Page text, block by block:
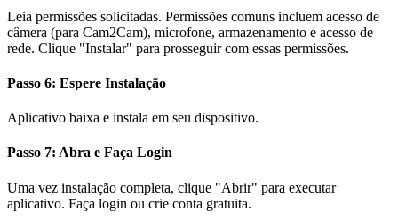
Leia permissões solicitadas. Permissões comuns incluem acesso de
câmera (para Cam2Cam), microfone, armazenamento e acesso de
rede. Clique "Instalar" para prosseguir com essas permissões.
Passo 6: Espere Instalação
Aplicativo baixa e instala em seu dispositivo.
Passo 7: Abra e Faça Login
Uma vez instalação completa, clique "Abrir" para executar
aplicativo. Faça login ou crie conta gratuita.